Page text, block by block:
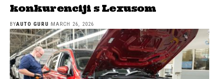
konkurenciji s Lexusom
BYAUTO GURU MARCH 26, 2026